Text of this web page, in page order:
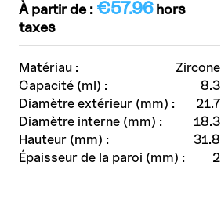
Matériau :
Zircone
Capacité (ml) :
8.3
Diamètre extérieur (mm) :
21.7
Diamètre interne (mm) :
18.3
Hauteur (mm) :
31.8
Épaisseur de la paroi (mm) :
2
À partir de : €57.96hors
taxes